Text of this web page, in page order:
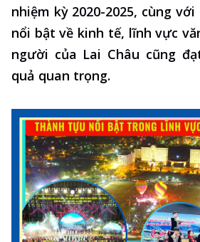
nhiệm kỳ 2020-2025, cùng
nổi bật về kinh tế, lĩnh vực
người của Lai Châu cũng
quả quan trọng.